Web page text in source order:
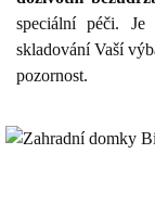
speciální péči.
skladování Vaší
pozornost.